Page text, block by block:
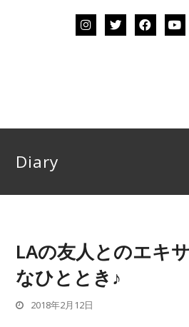
Diary
LAの友人とのエキ
なひととき♪
2018年2月12日